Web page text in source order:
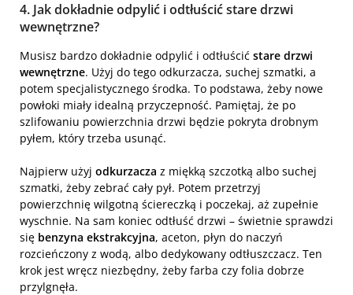
4. Jak dokładnie odpylić i odtłuścić stare drzwi
wewnętrzne?
Musisz bardzo dokładnie odpylić i odtłuścić stare drzwi
wewnętrzne. Użyj do tego odkurzacza, suchej szmatki, a
potem specjalistycznego środka. To podstawa, żeby nowe
powłoki miały idealną przyczepność. Pamiętaj, że po
szlifowaniu powierzchnia drzwi będzie pokryta drobnym
pyłem, który trzeba usunąć.
Najpierw użyj odkurzacza z miękką szczotką albo suchej
szmatki, żeby zebrać cały pył. Potem przetrzyj
powierzchnię wilgotną ściereczką i poczekaj, aż zupełnie
wyschnie. Na sam koniec odtłuść drzwi – świetnie sprawdzi
się benzyna ekstrakcyjna, aceton, płyn do naczyń
rozcieńczony z wodą, albo dedykowany odtłuszczacz. Ten
krok jest wręcz niezbędny, żeby farba czy folia dobrze
przylgnęła.